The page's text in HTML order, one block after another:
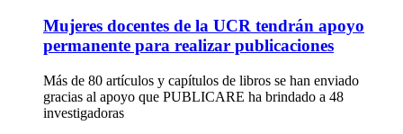
Mujeres docentes de la UCR tendrán apoyo
permanente para realizar publicaciones
Más de 80 artículos y capítulos de libros se han enviado
gracias al apoyo que PUBLICARE ha brindado a 48
investigadoras